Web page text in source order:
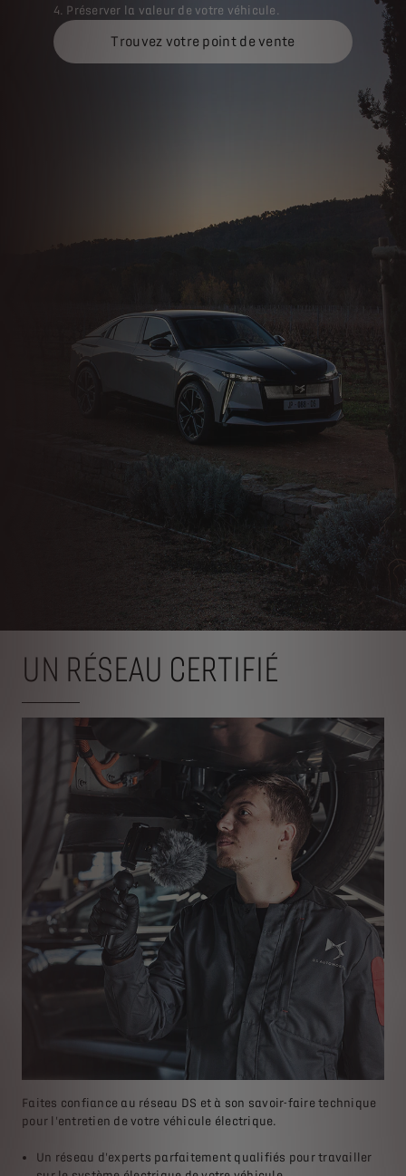
4. Préserver la valeur de votre véhicule.
Trouvez votre point de vente
UN RÉSEAU CERTIFIÉ
Faites confiance au réseau DS et à son savoir-faire technique
pour l'entretien de votre véhicule électrique.
Un réseau d'experts parfaitement qualifiés pour travailler